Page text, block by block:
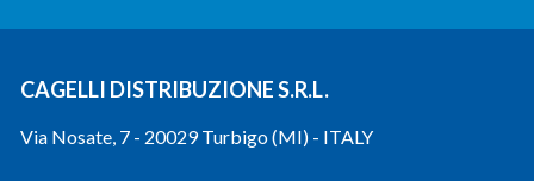
CAGELLI DISTRIBUZIONE S.R.L.
Via Nosate, 7 - 20029 Turbigo (MI) - ITALY